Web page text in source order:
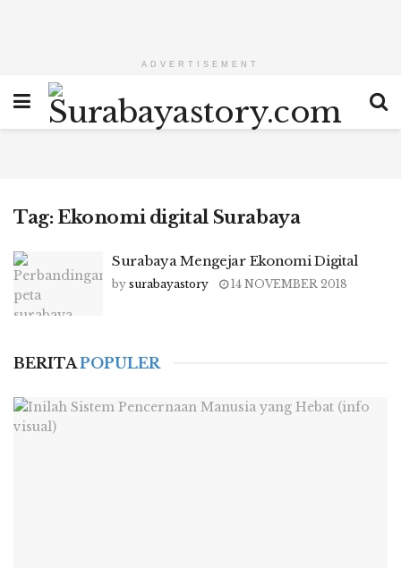
ADVERTISEMENT
Tag: Ekonomi digital Surabaya
Surabaya Mengejar Ekonomi Digital
by surabayastory 14 NOVEMBER 2018
BERITAPOPULER